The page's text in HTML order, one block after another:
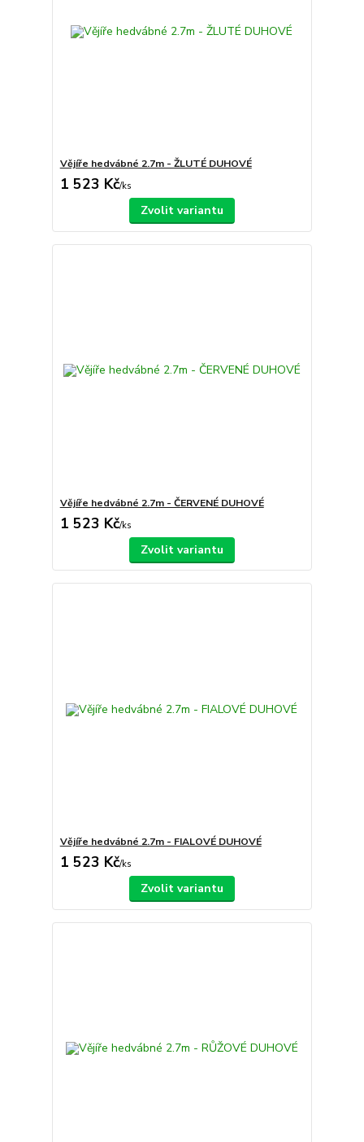
Vějíře hedvábné 2.7m - ŽLUTÉ DUHOVÉ
1 523 Kč/ks
Zvolit variantu
Vějíře hedvábné 2.7m - ČERVENÉ DUHOVÉ
1 523 Kč/ks
Zvolit variantu
Vějíře hedvábné 2.7m - FIALOVÉ DUHOVÉ
1 523 Kč/ks
Zvolit variantu